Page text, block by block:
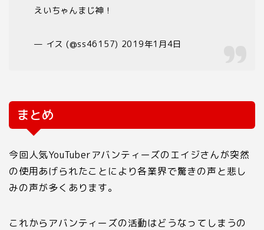
えいちゃんまじ神！
— イス (@ss46157) 2019年1月4日
まとめ
今回人気YouTuberアバンティーズのエイジさんが突然
の使用あげられたことにより各業界で驚きの声と悲し
みの声が多くあります。
これからアバンティーズの活動はどうなってしまうの